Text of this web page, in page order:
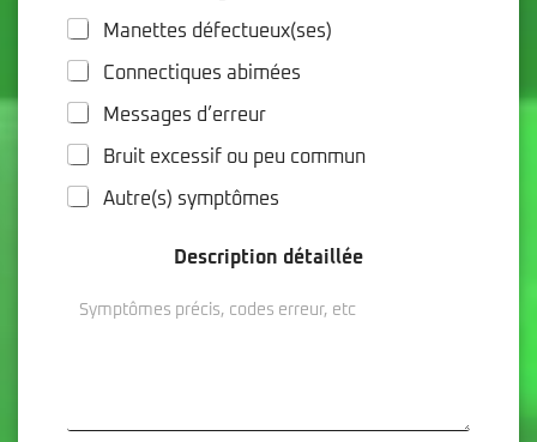
Manettes défectueux(ses)
Connectiques abimées
Messages d’erreur
Bruit excessif ou peu commun
Autre(s) symptômes
Description détaillée